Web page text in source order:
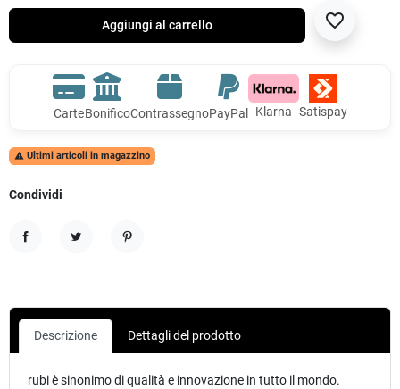
Aggiungi al carrello favorite_border
CarteBonificoContrassegnoPayPal Klarna Satispay
 Ultimi articoli in magazzino
Condividi
Descrizione Dettagli del prodotto
rubi è sinonimo di qualità e innovazione in tutto il mondo.